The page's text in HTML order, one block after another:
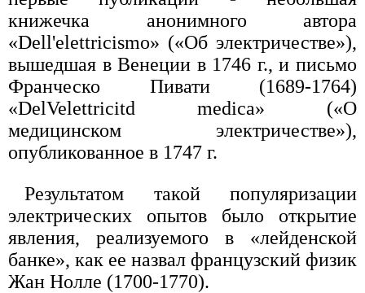
книжечка анонимного автора
«Dell'elettricismo» («Об электричестве»),
вышедшая в Венеции в 1746 г., и письмо
Франческо Пивати (1689-1764)
«DelVelettricitd medica» («О
медицинском электричестве»),
опубликованное в 1747 г.
Результатом такой популяризации
электрических опытов было открытие
явления, реализуемого в «лейденской
банке», как ее назвал французский физик
Жан Нолле (1700-1770).